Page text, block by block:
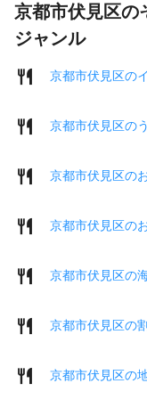
京都市伏見区の
ジャンル
京都市伏見区の
京都市伏見区の
京都市伏見区の
京都市伏見区の
京都市伏見区の
京都市伏見区の
京都市伏見区の